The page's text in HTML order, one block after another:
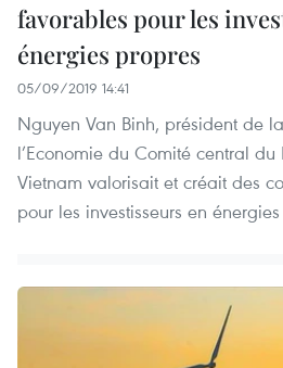
favorables pour les
énergies propres
05/09/2019 14:41
Nguyen Van Binh, président de
l’Economie du Comité central
Vietnam valorisait et créait des
pour les investisseurs en